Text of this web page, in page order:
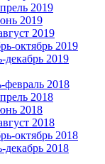
2019
2019
2019
октябрь 2019
2019
2018
2018
2018
2018
октябрь 2018
2018